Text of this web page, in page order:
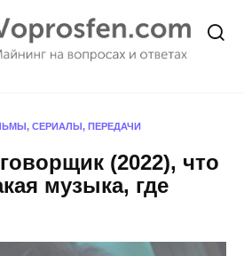
СЕРИАЛЫ, ПЕРЕДАЧИ
(2022), что
музыка, где